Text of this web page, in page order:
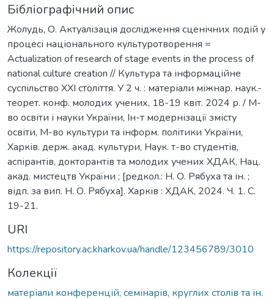
Бібліографічний опис
Жолудь, О. Актуалізація дослідження сценічних подій у
процесі національного культуротворення =
Actualization of research of stage events in the process of
national culture creation // Культура та інформаційне
суспільство ХХІ століття. У 2 ч. : матеріали міжнар. наук.-
теорет. конф. молодих учених, 18-19 квіт. 2024 р. / М-
во освіти і науки України, Ін-т модернізації змісту
освіти, М-во культури та інформ. політики України,
Харків. держ. акад. культури, Наук. т-во студентів,
аспірантів, докторантів та молодих учених ХДАК, Нац.
акад. мистецтв України ; [редкол.: Н. О. Рябуха та ін. ;
відп. за вип. Н. О. Рябуха]. Харків : ХДАК, 2024. Ч. 1. С.
19-21.
URI
https://repository.ac.kharkov.ua/handle/123456789/3010
Колекції
матеріали конференцій, семінарів, круглих столів та ін.